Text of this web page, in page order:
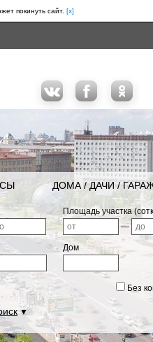
покинуть сайт. [x]
ДОМА / ДАЧИ /
Площадь участка
—
Дом
Без
▼